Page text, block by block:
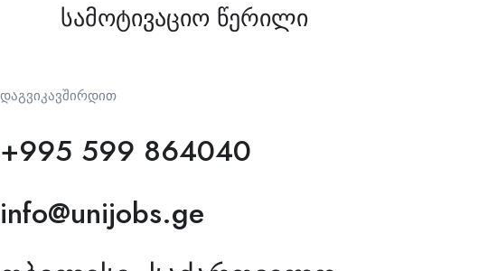
სამოტივაციო წერილი
დაგვიკავშირდით
+995 599 864040
info@unijobs.ge